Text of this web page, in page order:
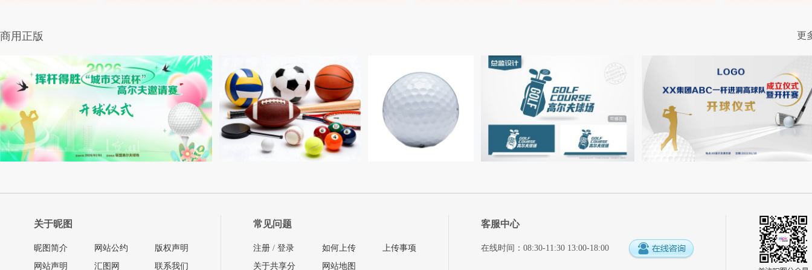
商用正版 更
关于昵图
昵图简介
网站声明
网站公约
汇图网
版权声明
联系我们
常见问题
注册 / 登录
关于共享分
如何上传
网站地图
上传事项
客服中心
在线时间：08:30-11:30 13:00-18:00